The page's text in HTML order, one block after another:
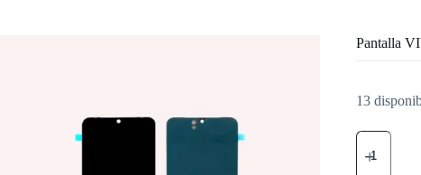
Pantalla
13
Pantalla
VIVO